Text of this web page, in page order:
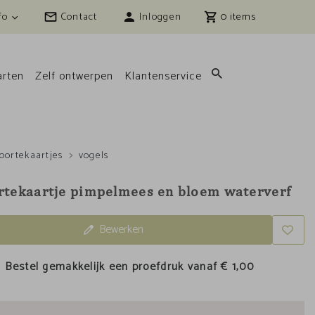
Contact Inloggen 0
Zelf ontwerpen Klantenservice
vogels
pimpelmees en bloem waterverf
Bewerken
Bestel gemakkelijk een proefdruk vanaf€ 1,00